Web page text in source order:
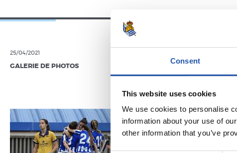
Consent
This website uses cookies
We use cookies to personalise
information about your use of
other information that you’ve
25/04/2021
GALERIE DE PHOTOS